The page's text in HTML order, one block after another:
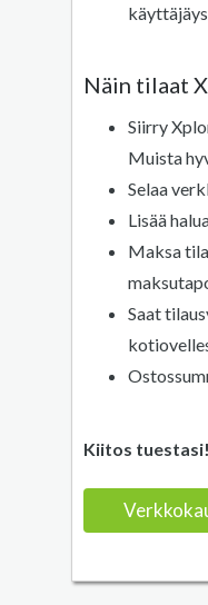
Näin tilaat
Siirry
Muista
Selaa
Lisää
Maksa
Saat
Kiitos tuestasi!